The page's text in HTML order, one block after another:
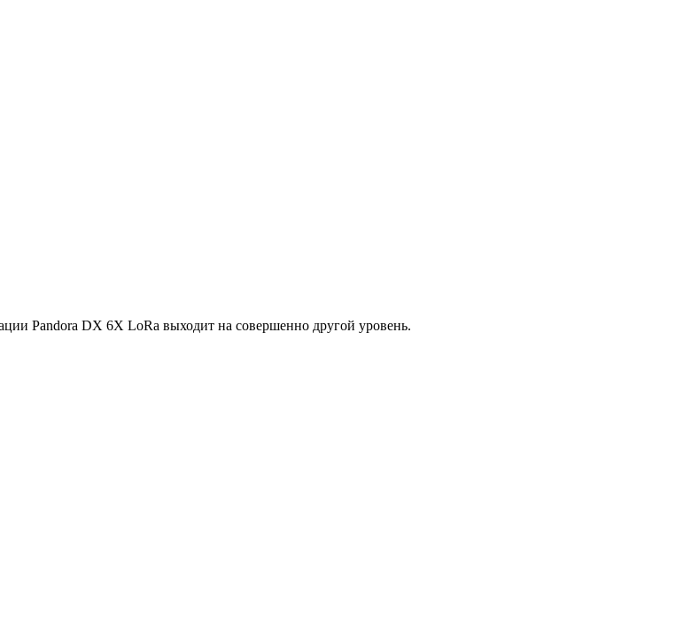
Pandora DX 6X LoRa выходит на совершенно другой уровень.